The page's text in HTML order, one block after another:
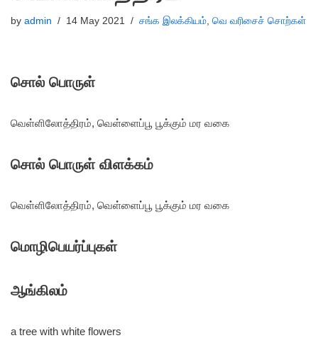
by admin 14 May 2021 சங்க இலக்கியம், வெ வரிசைச் சொற்கள்
சொல் பொருள்
வெள்ளிலோத்திரம், வெள்ளைப்பூ பூக்கும் மர வகை
சொல் பொருள் விளக்கம்
வெள்ளிலோத்திரம், வெள்ளைப்பூ பூக்கும் மர வகை
மொழிபெயர்ப்புகள்
ஆங்கிலம்
a tree with white flowers